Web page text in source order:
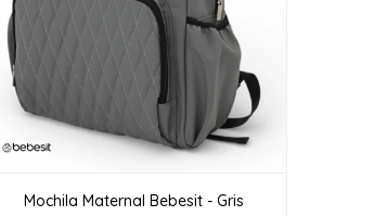
Mochila Maternal Bebesit - Gris